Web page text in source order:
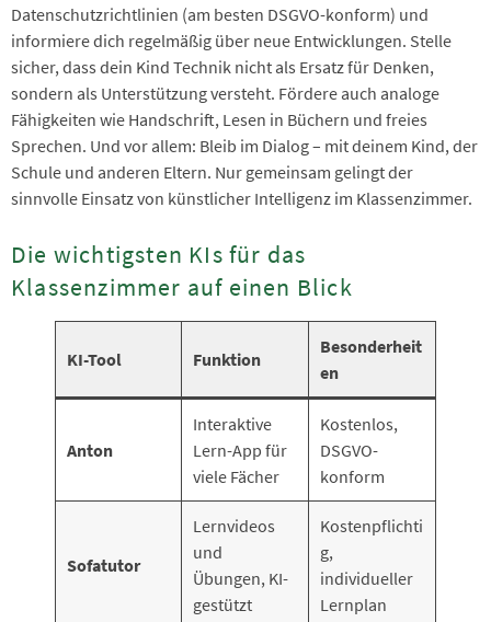
Datenschutzrichtlinien (am besten DSGVO-konform) und
informiere dich regelmäßig über neue Entwicklungen. Stelle
sicher, dass dein Kind Technik nicht als Ersatz für Denken,
sondern als Unterstützung versteht. Fördere auch analoge
Fähigkeiten wie Handschrift, Lesen in Büchern und freies
Sprechen. Und vor allem: Bleib im Dialog – mit deinem Kind, der
Schule und anderen Eltern. Nur gemeinsam gelingt der
sinnvolle Einsatz von künstlicher Intelligenz im Klassenzimmer.
Die wichtigsten KIs für das
Klassenzimmer auf einen Blick
KI-Tool Funktion
Besonderheit
en
Anton
Interaktive
Lern-App für
viele Fächer
Kostenlos,
DSGVO-
konform
Sofatutor
Lernvideos
und
Übungen, KI-
gestützt
Kostenpflichti
g,
individueller
Lernplan